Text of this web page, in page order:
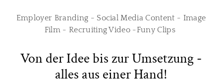
Employer Branding - Social Media Content - Image
Film - Recruiting Video -Funy Clips
Von der Idee bis zur Umsetzung -
alles aus einer Hand​!